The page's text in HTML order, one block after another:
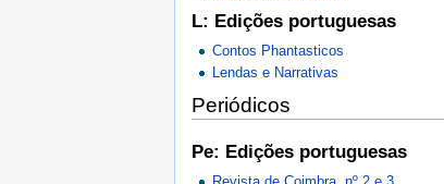
L: Edições portuguesas
Contos Phantasticos
Lendas e Narrativas
Periódicos
Pe: Edições portuguesas